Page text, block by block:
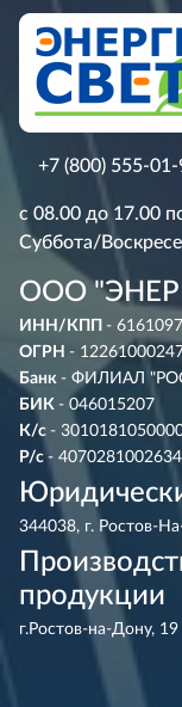
+7 (800) 555-
с 08.00 до 17.00
Суббота/
ООО
ИНН/КПП -
ОГРН -
Банк - ФИЛИАЛ
БИК - 046015207
К/с -
Р/с -
344038, г. Ростов-
продукции
г.Ростов-на-Дону,